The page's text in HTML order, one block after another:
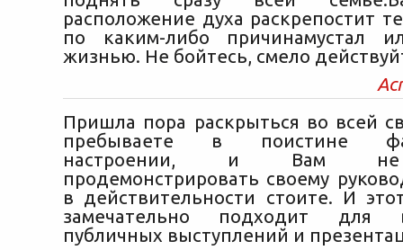
расположение духа раскрепостит
по каким-либо причинамустал
жизнью. Не бойтесь, смело
Пришла пора раскрыться во всей
пребываете в поистине
настроении, и Вам не
продемонстрировать своему
в действительности стоите. И
замечательно подходит для
публичных выступлений и